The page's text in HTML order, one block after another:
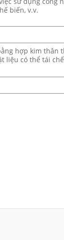
biến, v.v.
hợp kim thân
liệu có thể tái